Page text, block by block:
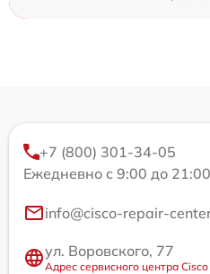
+7 (800) 301-34-05
Ежедневно с 9:00 до 21:00
info@cisco-repair-
ул. Воровского, 77
Адрес сервисного центра Cisco